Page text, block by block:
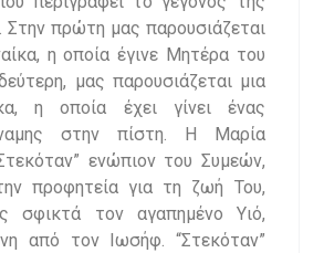
πρώτη μας παρουσιάζεται
η οποία έγινε Μητέρα του
μας παρουσιάζεται μια
η οποία έχει γίνει ένας
στην πίστη. Η Μαρία
ενώπιον του Συμεών,
προφητεία για τη ζωή Του,
σφικτά τον αγαπημένο Υιό,
από τον Ιωσήφ. “Στεκόταν”